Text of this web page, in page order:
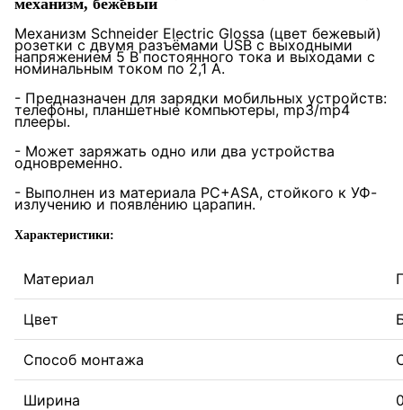
механизм, бежевый
Механизм Schneider Electric Glossa (цвет бежевый)
розетки с двумя разъёмами USB с выходными
напряжением 5 В постоянного тока и выходами с
номинальным током по 2,1 А.
- Предназначен для зарядки мобильных устройств:
телефоны, планшетные компьютеры, mp3/mp4
плееры.
- Может заряжать одно или два устройства
одновременно.
- Выполнен из материала PС+ASA, стойкого к УФ-
излучению и появлению царапин.
Характеристики:
Материал
Цвет
Способ монтажа
Ширина